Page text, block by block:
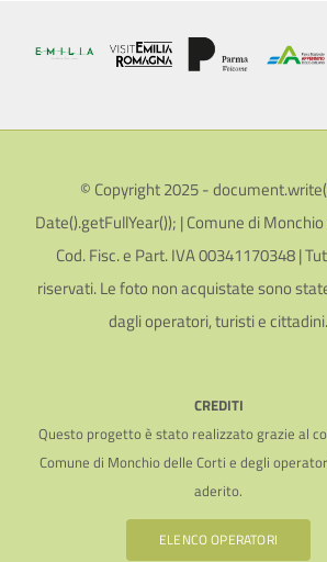
© Copyright 2025 -
Date().getFullYear()); | Comune di
Cod. Fisc. e Part. IVA 00341170348 |
riservati. Le foto non acquistate sono
dagli operatori, turisti e cittadini.
CREDITI
Questo progetto è stato realizzato grazie al
Comune di Monchio delle Corti e degli
aderito.
ELENCO OPERATORI